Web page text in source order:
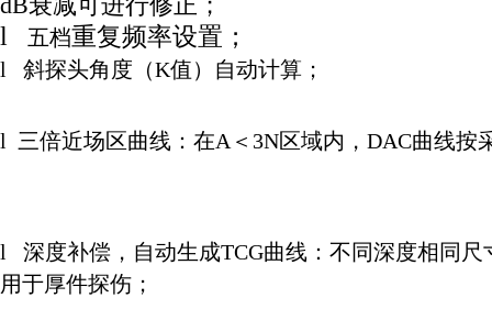
l 五档重复频率设置；
l 斜探头角度（K值）自动计算 ；
l 三倍近场区曲线：在A＜3N区域内，DAC曲线按
l 深度补偿，自动生成TCG曲线：不同深度相同
用于厚件探伤 ；